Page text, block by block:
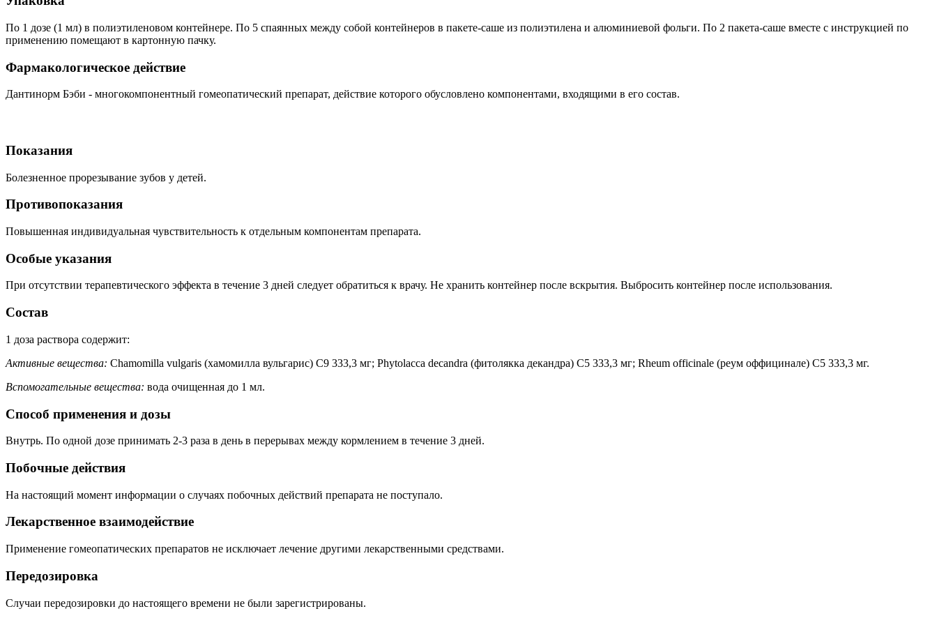
По 1 дозе (1 мл) в полиэтиленовом контейнере. По 5 спаянных между собой контейнеров в пакете-саше из полиэтилена и алюминиевой фольги. По 2 пакета-саше вместе с инструкцией по
применению помещают в картонную пачку.
Фармакологическое действие
Дантинорм Бэби - многокомпонентный гомеопатический препарат, действие которого обусловлено компонентами, входящими в его состав.
Показания
Болезненное прорезывание зубов у детей.
Противопоказания
Повышенная индивидуальная чувствительность к отдельным компонентам препарата.
Особые указания
При отсутствии терапевтического эффекта в течение 3 дней следует обратиться к врачу. Не хранить контейнер после вскрытия. Выбросить контейнер после использования.
Состав
1 доза раствора содержит:
Активные вещества: Chamomilla vulgaris (хамомилла вульгарис) С9 333,3 мг; Phytolacca decandra (фитолякка декандра) С5 333,3 мг; Rheum officinale (реум оффицинале) С5 333,3 мг.
Вспомогательные вещества: вода очищенная до 1 мл.
Способ применения и дозы
Внутрь. По одной дозе принимать 2-3 раза в день в перерывах между кормлением в течение 3 дней.
Побочные действия
На настоящий момент информации о случаях побочных действий препарата не поступало.
Лекарственное взаимодействие
Применение гомеопатических препаратов не исключает лечение другими лекарственными средствами.
Передозировка
Случаи передозировки до настоящего времени не были зарегистрированы.